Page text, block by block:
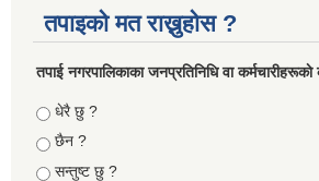
तपाइको मत राख्नुहोस ?
तपा‌ई नगरपालिकाका जनप्रतिनिधि वा
Choices
धेरै छु ?
छैन ?
सन्तुष्ट छु ?